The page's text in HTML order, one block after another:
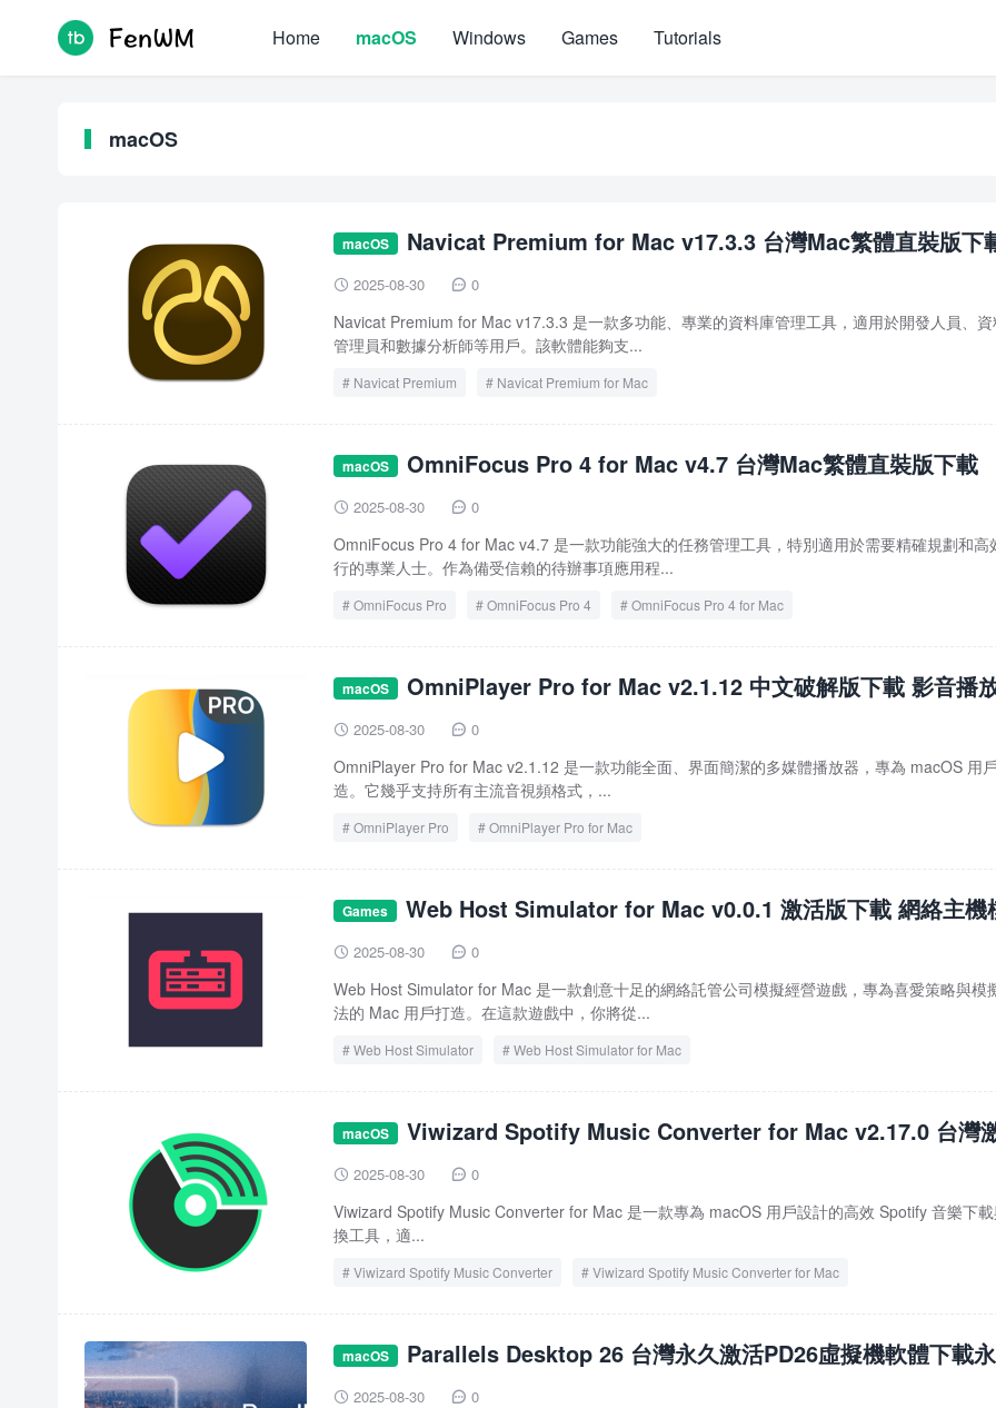
Home macOS Windows Games Tutorials
macOS
macOS Navicat Premium for Mac v17.3.3 台灣Mac繁體直裝版下
 2025-08-30  0
Navicat Premium for Mac v17.3.3 是一款多功能、專業的資料庫管理工具，適用於開發人員、
管理員和數據分析師等用戶。該軟體能夠支...
Navicat Premium Navicat Premium for Mac
macOS OmniFocus Pro 4 for Mac v4.7 台灣Mac繁體直裝版下載
 2025-08-30  0
OmniFocus Pro 4 for Mac v4.7 是一款功能強大的任務管理工具，特別適用於需要精確規劃和高
行的專業人士。作為備受信賴的待辦事項應用程...
OmniFocus Pro OmniFocus Pro 4 OmniFocus Pro 4 for Mac
macOS OmniPlayer Pro for Mac v2.1.12 中文破解版下載 影音播
 2025-08-30  0
OmniPlayer Pro for Mac v2.1.12 是一款功能全面、界面簡潔的多媒體播放器，專為 macOS 用
造。它幾乎支持所有主流音視頻格式，...
OmniPlayer Pro OmniPlayer Pro for Mac
Games
Web Host Simulator for Mac v0.0.1 激活版下載 網絡主機
擬器
 2025-08-30  0
Web Host Simulator for Mac 是一款創意十足的網絡託管公司模擬經營遊戲，專為喜愛策略與模
法的 Mac 用戶打造。在這款遊戲中，你將從...
Web Host Simulator Web Host Simulator for Mac
macOS
Viwizard Spotify Music Converter for Mac v2.17.0 台灣
版下載 Spotify音樂轉換器
 2025-08-30  0
Viwizard Spotify Music Converter for Mac 是一款專為 macOS 用戶設計的高效 Spotify 音樂下
換工具，適...
Viwizard Spotify Music Converter Viwizard Spotify Music Converter for Mac
macOS
Parallels Desktop 26 台灣永久激活PD26虛擬機軟體下載永
授權
 2025-08-30  0